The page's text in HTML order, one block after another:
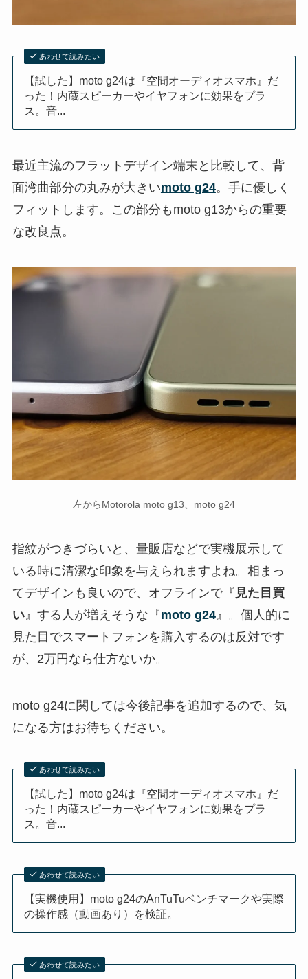
あわせて読みたい
【試した】moto g24は『空間オーディオスマホ』だ
った！内蔵スピーカーやイヤフォンに効果をプラ
ス。音...
最近主流のフラットデザイン端末と比較して、背
面湾曲部分の丸みが大きいmoto g24。手に優しく
フィットします。この部分もmoto g13からの重要
な改良点。
左からMotorola moto g13、moto g24
指紋がつきづらいと、量販店などで実機展示して
いる時に清潔な印象を与えられますよね。相まっ
てデザインも良いので、オフラインで『 見た目買
い』する人が増えそうな『moto g24』。個人的に
見た目でスマートフォンを購入するのは反対です
が、2万円なら仕方ないか。
moto g24に関しては今後記事を追加するので、気
になる方はお待ちください。
あわせて読みたい
【試した】moto g24は『空間オーディオスマホ』だ
った！内蔵スピーカーやイヤフォンに効果をプラ
ス。音...
あわせて読みたい
【実機使用】moto g24のAnTuTuベンチマークや実際
の操作感（動画あり）を検証。
あわせて読みたい